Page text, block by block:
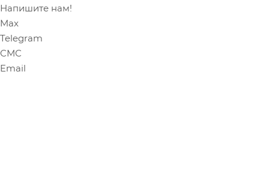
Напишите нам!
Max
Telegram
СМС
Email